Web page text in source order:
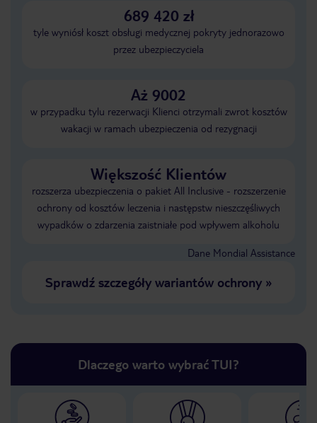
689 420 zł
tyle wyniósł koszt obsługi medycznej pokryty jednorazowo
przez ubezpieczyciela
Aż 9002
w przypadku tylu rezerwacji Klienci otrzymali zwrot kosztów
wakacji w ramach ubezpieczenia od rezygnacji
Większość Klientów
rozszerza ubezpieczenia o pakiet All Inclusive - rozszerzenie
ochrony od kosztów leczenia i następstw nieszczęśliwych
wypadków o zdarzenia zaistniałe pod wpływem alkoholu
Dane Mondial Assistance
Sprawdź szczegóły wariantów ochrony»
Dlaczego warto wybrać TUI?